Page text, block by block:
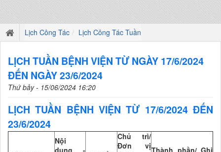
Lịch Công Tác Lịch Công Tác Tuần
LỊCH TUẦN BỆNH VIỆN TỪ NGÀY 17/6/2024
ĐẾN NGÀY 23/6/2024
Thứ bảy - 15/06/2024 16:20
LỊCH TUẦN BỆNH VIỆN TỪ 17/6/2024 ĐẾN
23/6/2024
Nội
dung -
Chủ trì/
Đơn vịThành phần/ Ghi